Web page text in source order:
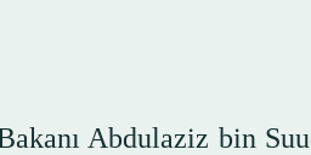
Abdulaziz bin